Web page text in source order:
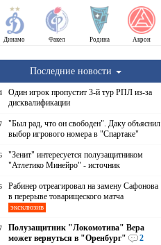
Динамо Факел Родина Акрон
Последние новости
Один игрок пропустит 3-й тур РПЛ из-за
дисквалификации
"Был рад, что он свободен". Даку объяснил
выбор игрового номера в "Спартаке"
"Зенит" интересуется полузащитником
"Атлетико Минейро" - источник
Рабинер отреагировал на замену Сафонова
в перерыве товарищеского матча
эксклюзив
Полузащитник "Локомотива" Вера
может вернуться в "Оренбург"
2